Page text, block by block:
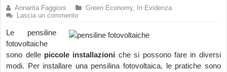
Annarita Faggioni Green Economy,
In Evidenza
Lascia un commento
Le pensiline
fotovoltaiche
sono delle piccole installazioni che si possono fare in diversi
modi. Per installare una pensilina fotovoltaica, le pratiche sono